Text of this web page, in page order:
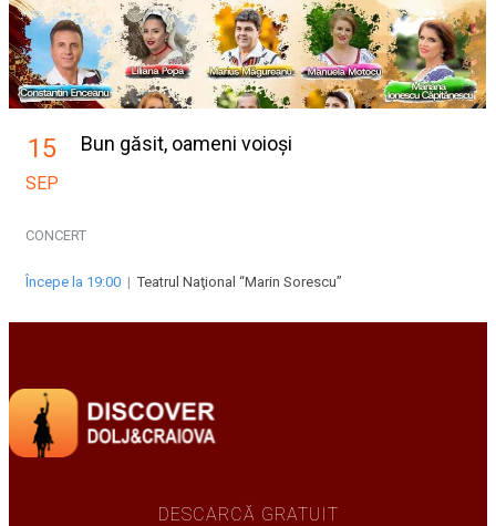
15
SEP
Bun găsit, oameni voioși
CONCERT
Începe la 19:00 |Teatrul Naţional “Marin Sorescu”
DESCARCĂ GRATUIT